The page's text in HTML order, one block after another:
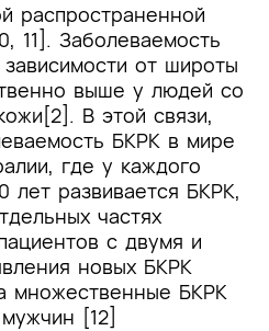
распространенной
11]. Заболеваемость
от широты
выше у людей со
В этой связи,
БКРК в мире
где у каждого
лет развивается БКРК,
частях
с двумя и
новых БКРК
множественные БКРК
[12]